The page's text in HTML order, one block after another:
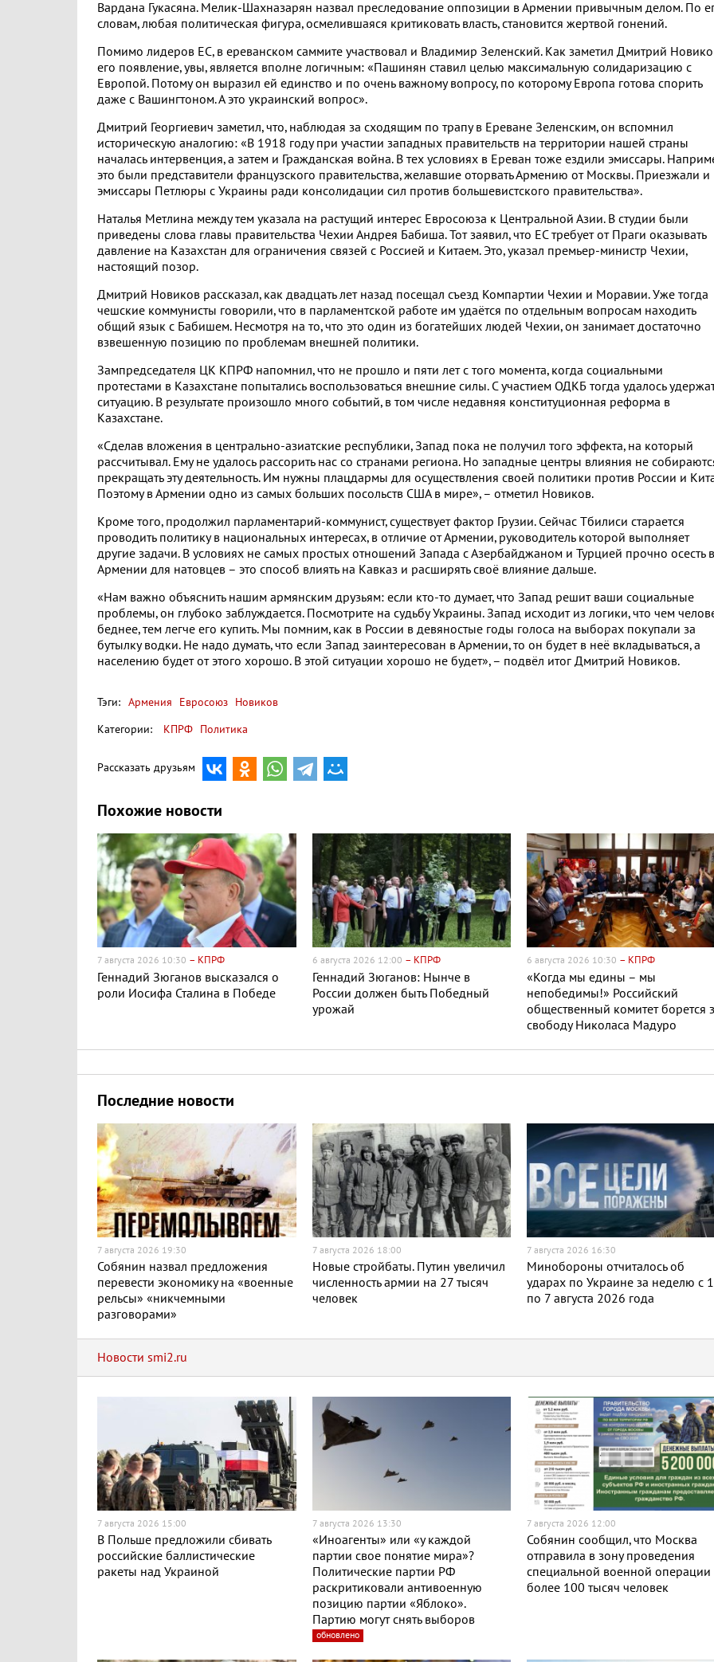
Вардана Гукасяна. Мелик-Шахназарян назвал преследование оппозиции в Армении привычным делом. По
словам, любая политическая фигура, осмелившаяся критиковать власть, становится жертвой гонений.
Помимо лидеров ЕС, в ереванском саммите участвовал и Владимир Зеленский. Как заметил Дмитрий
его появление, увы, является вполне логичным: «Пашинян ставил целью максимальную солидаризацию с
Европой. Потому он выразил ей единство и по очень важному вопросу, по которому Европа готова спорить
даже с Вашингтоном. А это украинский вопрос».
Дмитрий Георгиевич заметил, что, наблюдая за сходящим по трапу в Ереване Зеленским, он вспомнил
историческую аналогию: «В 1918 году при участии западных правительств на территории нашей страны
началась интервенция, а затем и Гражданская война. В тех условиях в Ереван тоже ездили эмиссары.
это были представители французского правительства, желавшие оторвать Армению от Москвы. Приезжали и
эмиссары Петлюры с Украины ради консолидации сил против большевистского правительства».
Наталья Метлина между тем указала на растущий интерес Евросоюза к Центральной Азии. В студии были
приведены слова главы правительства Чехии Андрея Бабиша. Тот заявил, что ЕС требует от Праги оказывать
давление на Казахстан для ограничения связей с Россией и Китаем. Это, указал премьер-министр Чехии,
настоящий позор.
Дмитрий Новиков рассказал, как двадцать лет назад посещал съезд Компартии Чехии и Моравии. Уже тогда
чешские коммунисты говорили, что в парламентской работе им удаётся по отдельным вопросам находить
общий язык с Бабишем. Несмотря на то, что это один из богатейших людей Чехии, он занимает достаточно
взвешенную позицию по проблемам внешней политики.
Зампредседателя ЦК КПРФ напомнил, что не прошло и пяти лет с того момента, когда социальными
протестами в Казахстане попытались воспользоваться внешние силы. С участием ОДКБ тогда удалось
ситуацию. В результате произошло много событий, в том числе недавняя конституционная реформа в
Казахстане.
«Сделав вложения в центрально-азиатские республики, Запад пока не получил того эффекта, на который
рассчитывал. Ему не удалось рассорить нас со странами региона. Но западные центры влияния не
прекращать эту деятельность. Им нужны плацдармы для осуществления своей политики против России и
Поэтому в Армении одно из самых больших посольств США в мире», – отметил Новиков.
Кроме того, продолжил парламентарий-коммунист, существует фактор Грузии. Сейчас Тбилиси старается
проводить политику в национальных интересах, в отличие от Армении, руководитель которой выполняет
другие задачи. В условиях не самых простых отношений Запада с Азербайджаном и Турцией прочно осесть в
Армении для натовцев – это способ влиять на Кавказ и расширять своё влияние дальше.
«Нам важно объяснить нашим армянским друзьям: если кто-то думает, что Запад решит ваши социальные
проблемы, он глубоко заблуждается. Посмотрите на судьбу Украины. Запад исходит из логики, что чем
беднее, тем легче его купить. Мы помним, как в России в девяностые годы голоса на выборах покупали за
бутылку водки. Не надо думать, что если Запад заинтересован в Армении, то он будет в неё вкладываться, а
населению будет от этого хорошо. В этой ситуации хорошо не будет», – подвёл итог Дмитрий Новиков.
Тэги: Армения Евросоюз Новиков
Категории:
КПРФ Политика
Рассказать друзьям
Похожие новости
7 августа 2026 10:30 – КПРФ
Геннадий Зюганов высказался о
роли Иосифа Сталина в Победе
6 августа 2026 12:00 – КПРФ
Геннадий Зюганов: Нынче в
России должен быть Победный
урожай
6 августа 2026 10:30 – КПРФ
«Когда мы едины – мы
непобедимы!» Российский
общественный комитет борется
свободу Николаса Мадуро
Последние новости
7 августа 2026 19:30
Собянин назвал предложения
перевести экономику на «военные
рельсы» «никчемными
разговорами»
7 августа 2026 18:00
Новые стройбаты. Путин увеличил
численность армии на 27 тысяч
человек
7 августа 2026 16:30
Минобороны отчиталось об
ударах по Украине за неделю с 1
по 7 августа 2026 года
Новости smi2.ru
7 августа 2026 15:00
В Польше предложили сбивать
российские баллистические
ракеты над Украиной
7 августа 2026 13:30
«Иноагенты» или «у каждой
партии свое понятие мира»?
Политические партии РФ
раскритиковали антивоенную
позицию партии «Яблоко».
Партию могут снять выборов
обновлено
7 августа 2026 12:00
Собянин сообщил, что Москва
отправила в зону проведения
специальной военной операции
более 100 тысяч человек